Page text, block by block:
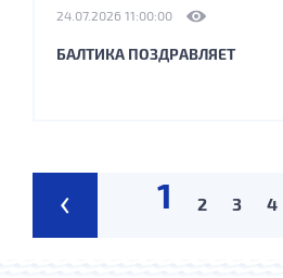
24.07.2026 11:00:00
БАЛТИКА ПОЗДРАВЛЯЕТ
‹ 1 2 3 4